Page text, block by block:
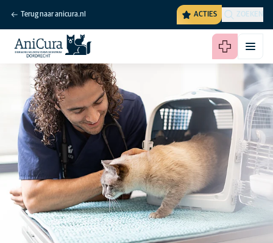
Terug naar anicura.nl ACTIES ZOEKEN